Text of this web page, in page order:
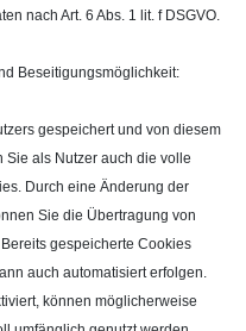
nach Art. 6 Abs. 1 lit. f DSGVO.
Beseitigungsmöglichkeit:
gespeichert und von diesem
Sie als Nutzer auch die volle
Durch eine Änderung der
Sie die Übertragung von
gespeicherte Cookies
auch automatisiert erfolgen.
können möglicherweise